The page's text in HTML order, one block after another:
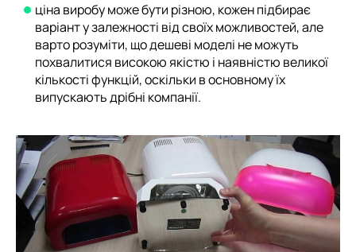
ціна виробу може бути різною, кожен підбирає
варіант у залежності від своїх можливостей, але
варто розуміти, що дешеві моделі не можуть
похвалитися високою якістю і наявністю великої
кількості функцій, оскільки в основному їх
випускають дрібні компанії.